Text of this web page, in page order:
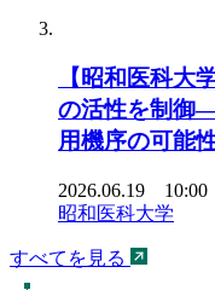
【昭和医科大
の活性を制御
用機序の可能
2026.06.19 10:00
昭和医科大学
すべてを見る